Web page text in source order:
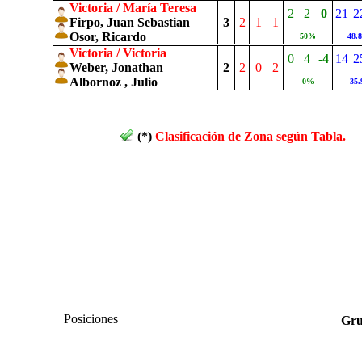
Victoria / María Teresa
Firpo, Juan Sebastian
Osor, Ricardo
3 2 1 1
2 2 0 21
50%
Victoria / Victoria
Weber, Jonathan
Albornoz , Julio
2 2 0 2
0 4 -4 14
0%
(*) Clasificación de Zona según Tabla.
Posiciones